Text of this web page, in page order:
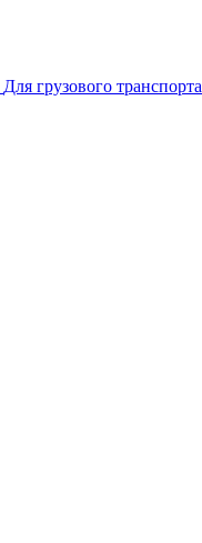
Для грузового транспорта